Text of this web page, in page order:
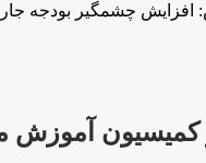
افزایش چشمگیر بودجه
کمیسیون